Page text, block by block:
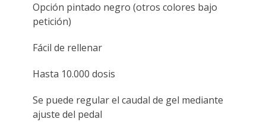
Opción pintado negro (otros colores bajo
petición)
Fácil de rellenar
Hasta 10.000 dosis
Se puede regular el caudal de gel mediante
ajuste del pedal